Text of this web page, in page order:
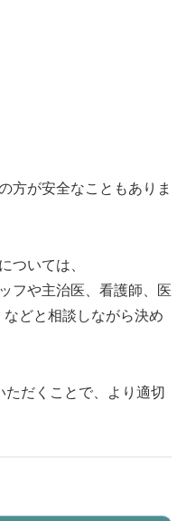
方が安全なこともありま
ついては、
フや主治医、看護師、医
どと相談しながら決め
だくことで、より適切